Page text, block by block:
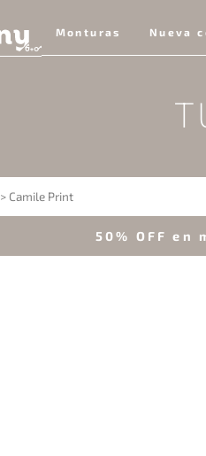
Monturas Nueva
> Camile Print
50% OFF